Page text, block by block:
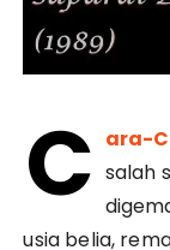
C ara-
salah
usia belia,